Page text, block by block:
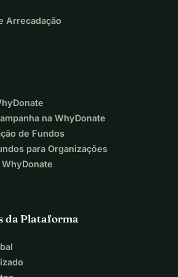
Arrecadação
na WhyDonate
de Fundos
para Organizações
da Plataforma